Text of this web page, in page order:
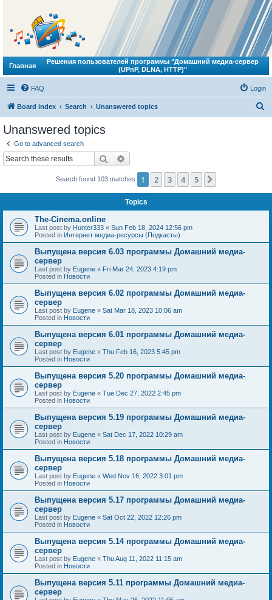
Главная
Решения пользователей программы "Домашний медиа-сервер
(UPnP, DLNA, HTTP)"
FAQ Login
Board index Search Unanswered topics
Unanswered topics
Go to advanced search
Search
Search found 103 matches 1 2 3 4 5
Topics
The-Cinema.online
Last post by Hunter333 « Sun Feb 18, 2024 12:56 pm
Posted in Интернет медиа-ресурсы (Подкасты)
Выпущена версия 6.03 программы Домашний медиа-
сервер
Last post by Eugene « Fri Mar 24, 2023 4:19 pm
Posted in Новости
Выпущена версия 6.02 программы Домашний медиа-
сервер
Last post by Eugene « Sat Mar 18, 2023 10:06 am
Posted in Новости
Выпущена версия 6.01 программы Домашний медиа-
сервер
Last post by Eugene « Thu Feb 16, 2023 5:45 pm
Posted in Новости
Выпущена версия 5.20 программы Домашний медиа-
сервер
Last post by Eugene « Tue Dec 27, 2022 2:45 pm
Posted in Новости
Выпущена версия 5.19 программы Домашний медиа-
сервер
Last post by Eugene « Sat Dec 17, 2022 10:29 am
Posted in Новости
Выпущена версия 5.18 программы Домашний медиа-
сервер
Last post by Eugene « Wed Nov 16, 2022 3:01 pm
Posted in Новости
Выпущена версия 5.17 программы Домашний медиа-
сервер
Last post by Eugene « Sat Oct 22, 2022 12:26 pm
Posted in Новости
Выпущена версия 5.14 программы Домашний медиа-
сервер
Last post by Eugene « Thu Aug 11, 2022 11:15 am
Posted in Новости
Выпущена версия 5.11 программы Домашний медиа-
сервер